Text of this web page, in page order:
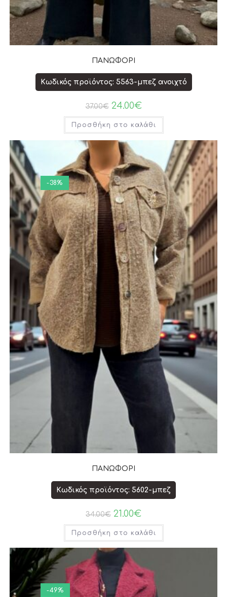
ΠΑΝΩΦΟΡΙ
Κωδικός προϊόντος: 5563-μπεζ ανοιχτό
37.00€ 24.00€
Προσθήκη στο καλάθι
-38%
ΠΑΝΩΦΟΡΙ
Κωδικός προϊόντος: 5602-μπεζ
34.00€ 21.00€
Προσθήκη στο καλάθι
-49%